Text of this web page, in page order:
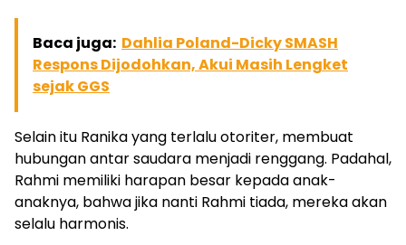
Baca juga: Dahlia Poland-Dicky SMASH
Respons Dijodohkan, Akui Masih Lengket
sejak GGS
Selain itu Ranika yang terlalu otoriter, membuat
hubungan antar saudara menjadi renggang. Padahal,
Rahmi memiliki harapan besar kepada anak-
anaknya, bahwa jika nanti Rahmi tiada, mereka akan
selalu harmonis.